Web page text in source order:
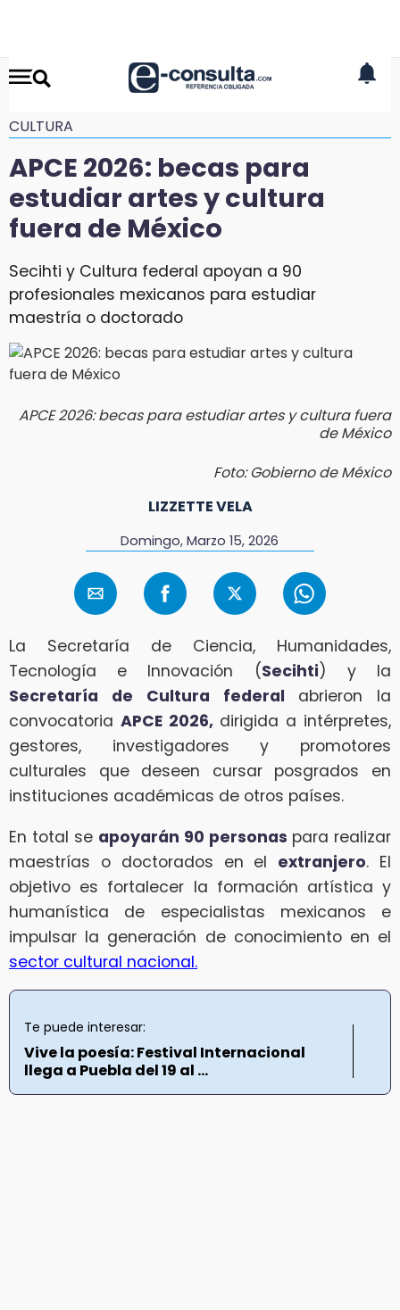
CULTURA
APCE 2026: becas para
estudiar artes y cultura
fuera de México
Secihti y Cultura federal apoyan a 90
profesionales mexicanos para estudiar
maestría o doctorado
APCE 2026: becas para estudiar artes y cultura fuera
de México
Foto: Gobierno de México
LIZZETTE VELA
Domingo, Marzo 15, 2026
La Secretaría de Ciencia, Humanidades,
Tecnología e Innovación (Secihti) y la
Secretaría de Cultura federal abrieron la
convocatoria APCE 2026, dirigida a intérpretes,
gestores, investigadores y promotores
culturales que deseen cursar posgrados en
instituciones académicas de otros países.
En total se apoyarán 90 personas para realizar
maestrías o doctorados en el extranjero. El
objetivo es fortalecer la formación artística y
humanística de especialistas mexicanos e
impulsar la generación de conocimiento en el
sector cultural nacional.
Te puede interesar:
Vive la poesía: Festival Internacional
llega a Puebla del 19 al ...